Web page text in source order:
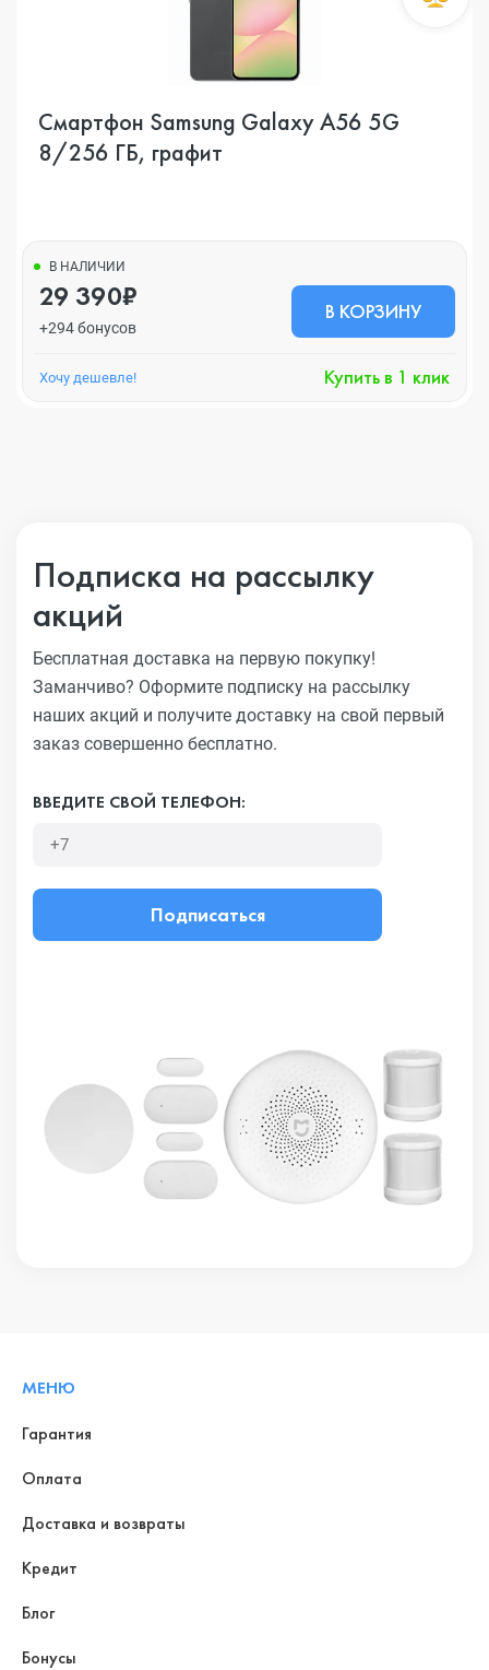
Смартфон Samsung Galaxy A56 5G
8/256 ГБ, графит
В НАЛИЧИИ
29 390₽
+294 бонусов
В КОРЗИНУ
Хочу дешевле! Купить в 1 клик
Подписка на рассылку
акций
Бесплатная доставка на первую покупку!
Заманчиво? Оформите подписку на рассылку
наших акций и получите доставку на свой первый
заказ совершенно бесплатно.
ВВЕДИТЕ СВОЙ ТЕЛЕФОН:
Подписаться
МЕНЮ
Гарантия
Оплата
Доставка и возвраты
Кредит
Блог
Бонусы